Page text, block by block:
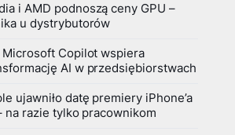
i AMD podnoszą ceny GPU –
u dystrybutorów
Microsoft Copilot wspiera
AI w przedsiębiorstwach
ujawniło datę premiery iPhone’a
na razie tylko pracownikom